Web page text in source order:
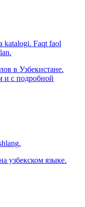
katalogi. Faqt faol
в Узбекистане.
и с подробной
узбекском языке.